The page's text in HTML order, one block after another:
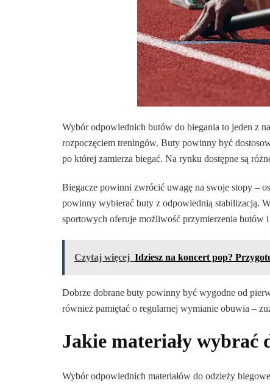
Wybór odpowiednich butów do biegania to jeden z
rozpoczęciem treningów. Buty powinny być
po której zamierza biegać. Na rynku dostępne są
Biegacze powinni zwrócić uwagę na swoje stopy –
powinny wybierać buty z odpowiednią stabilizacją.
sportowych oferuje możliwość przymierzenia butów
Czytaj więcej Idziesz na koncert pop?
Dobrze dobrane buty powinny być wygodne od
również pamiętać o regularnej wymianie obuwia –
Jakie materiały wybrać
Wybór odpowiednich materiałów do odzieży